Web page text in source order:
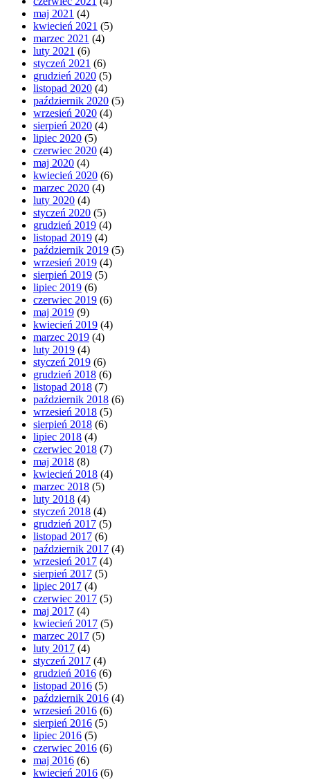
maj 2021 (4)
kwiecień 2021 (5)
marzec 2021 (4)
luty 2021 (6)
styczeń 2021 (6)
grudzień 2020 (5)
listopad 2020 (4)
październik 2020 (5)
wrzesień 2020 (4)
sierpień 2020 (4)
lipiec 2020 (5)
czerwiec 2020 (4)
maj 2020 (4)
kwiecień 2020 (6)
marzec 2020 (4)
luty 2020 (4)
styczeń 2020 (5)
grudzień 2019 (4)
listopad 2019 (4)
październik 2019 (5)
wrzesień 2019 (4)
sierpień 2019 (5)
lipiec 2019 (6)
czerwiec 2019 (6)
maj 2019 (9)
kwiecień 2019 (4)
marzec 2019 (4)
luty 2019 (4)
styczeń 2019 (6)
grudzień 2018 (6)
listopad 2018 (7)
październik 2018 (6)
wrzesień 2018 (5)
sierpień 2018 (6)
lipiec 2018 (4)
czerwiec 2018 (7)
maj 2018 (8)
kwiecień 2018 (4)
marzec 2018 (5)
luty 2018 (4)
styczeń 2018 (4)
grudzień 2017 (5)
listopad 2017 (6)
październik 2017 (4)
wrzesień 2017 (4)
sierpień 2017 (5)
lipiec 2017 (4)
czerwiec 2017 (5)
maj 2017 (4)
kwiecień 2017 (5)
marzec 2017 (5)
luty 2017 (4)
styczeń 2017 (4)
grudzień 2016 (6)
listopad 2016 (5)
październik 2016 (4)
wrzesień 2016 (6)
sierpień 2016 (5)
lipiec 2016 (5)
czerwiec 2016 (6)
maj 2016 (6)
kwiecień 2016 (6)